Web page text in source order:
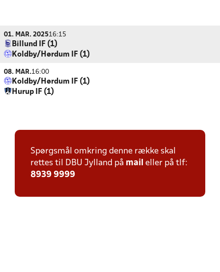
01. MAR. 202516:15
Billund IF (1)
Koldby/Hørdum IF (1)
08. MAR.16:00
Koldby/Hørdum IF (1)
Hurup IF (1)
Spørgsmål omkring denne række skal
rettes til DBU Jylland på mail eller på tlf:
8939 9999